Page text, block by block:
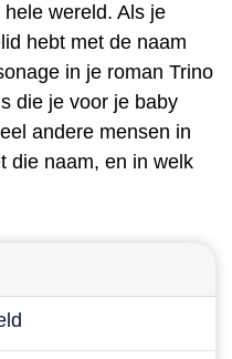
wereld. Als je
hebt met de naam
in je roman Trino
die je voor je baby
andere mensen in
die naam, en in welk